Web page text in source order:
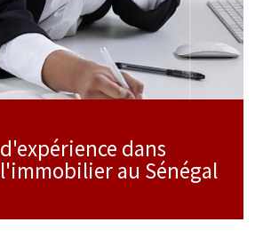
d'expérience dans
l'immobilier au Sénégal